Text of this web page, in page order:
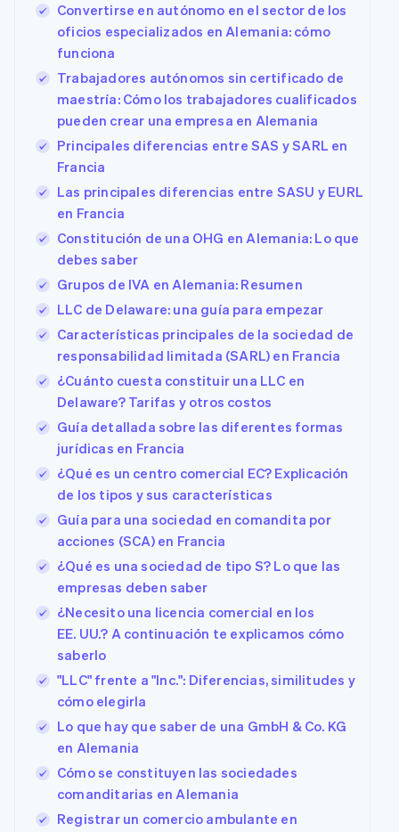
Convertirse en autónomo en el sector de los
oficios especializados en Alemania: cómo
funciona
Trabajadores autónomos sin certificado de
maestría: Cómo los trabajadores cualificados
pueden crear una empresa en Alemania
Principales diferencias entre SAS y SARL en
Francia
Las principales diferencias entre SASU y EURL
en Francia
Constitución de una OHG en Alemania: Lo que
debes saber
Grupos de IVA en Alemania: Resumen
LLC de Delaware: una guía para empezar
Características principales de la sociedad de
responsabilidad limitada (SARL) en Francia
¿Cuánto cuesta constituir una LLC en
Delaware? Tarifas y otros costos
Guía detallada sobre las diferentes formas
jurídicas en Francia
¿Qué es un centro comercial EC? Explicación
de los tipos y sus características
Guía para una sociedad en comandita por
acciones (SCA) en Francia
¿Qué es una sociedad de tipo S? Lo que las
empresas deben saber
¿Necesito una licencia comercial en los
EE. UU.? A continuación te explicamos cómo
saberlo
"LLC" frente a "Inc.": Diferencias, similitudes y
cómo elegirla
Lo que hay que saber de una GmbH & Co. KG
en Alemania
Cómo se constituyen las sociedades
comanditarias en Alemania
Registrar un comercio ambulante en